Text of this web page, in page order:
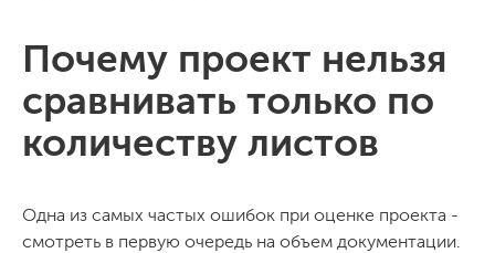
Почему проект нельзя
сравнивать только по
количеству листов
Одна из самых частых ошибок при оценке проекта -
смотреть в первую очередь на объем документации.